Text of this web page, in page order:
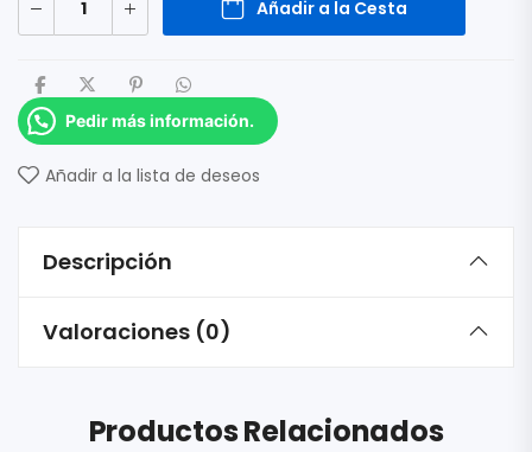
Añadir a la Cesta
Pedir más información.
Añadir a la lista de deseos
Descripción
Valoraciones (0)
Productos Relacionados